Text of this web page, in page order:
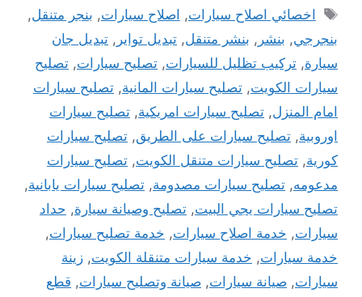
الوسوم
اخصائي اصلاح سيارات, اصلاح سيارات, بنجر متنقل,
بنجرجي, بنشر , بنشر متنقل, تبديل تواير , تبديل جان
سيارة, تركيب تظليل للسيارات, تصليح سيارات, تصليح
سيارات الكويت, تصليح سيارات المانية, تصليح سيارات
امام المنزل, تصليح سيارات امريكية, تصليح سيارات
اوروبية, تصليح سيارات على الطريق, تصليح سيارات
كورية, تصليح سيارات متنقل الكويت, تصليح سيارات
مدعومه, تصليح سيارات مصدومة, تصليح سيارات يابانية,
تصليح سيارات يجي البيت, تصليح وصيانة سيارة, حداد
سيارات, خدمة اصلاح سيارات, خدمة تصليح سيارات,
خدمة سيارات, خدمة سيارات متنقلة الكويت, زينة
سيارات, صيانة سيارات, صيانة وتصليح سيارات, قطع